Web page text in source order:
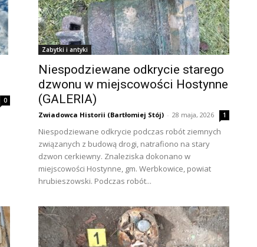
0
Zabytki i antyki
Niespodziewane odkrycie starego
dzwonu w miejscowości Hostynne
(GALERIA)
Zwiadowca Historii (Bartłomiej Stój) - 28 maja, 2026 1
Niespodziewane odkrycie podczas robót ziemnych
związanych z budową drogi, natrafiono na stary
dzwon cerkiewny. Znaleziska dokonano w
miejscowości Hostynne, gm. Werbkowice, powiat
hrubieszowski. Podczas robót...